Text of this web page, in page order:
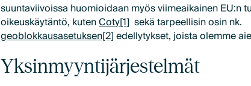
suuntaviivoissa huomioidaan myös viimeaikainen EU:n
oikeuskäytäntö, kutenCoty[1] sekä tarpeellisin osin nk.
geoblokkausasetuksen[2]edellytykset, joista olemme
Yksinmyyntijärjestelmät